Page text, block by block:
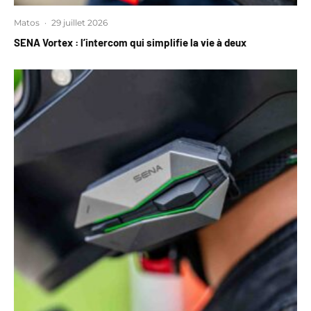
Matos · 29 juillet 2026
SENA Vortex : l’intercom qui simplifie la vie à deux